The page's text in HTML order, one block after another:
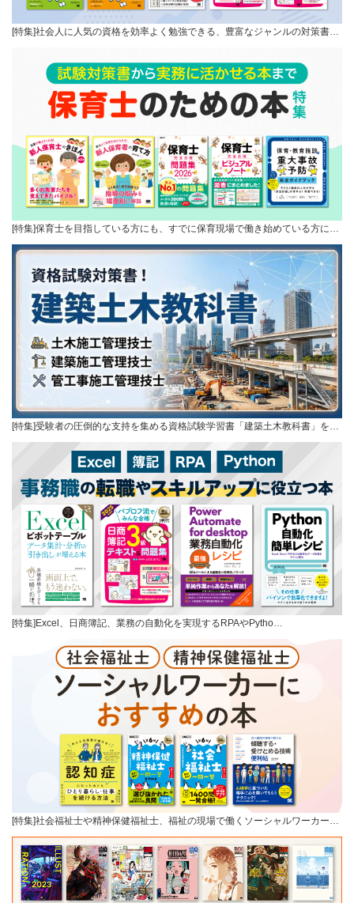
[特集]社会人に人気の資格を効率よく勉強できる、豊富なジャンルの対策書…
[特集]保育士を目指している方にも、すでに保育現場で働き始めている方に…
[特集]受験者の圧倒的な支持を集める資格試験学習書「建築土木教科書」を…
[特集]Excel、日商簿記、業務の自動化を実現するRPAやPytho…
[特集]社会福祉士や精神保健福祉士、福祉の現場で働くソーシャルワーカー…